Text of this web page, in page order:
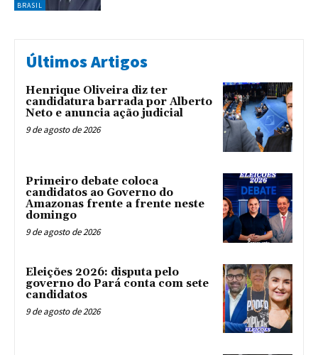
BRASIL
Últimos Artigos
Henrique Oliveira diz ter
candidatura barrada por Alberto
Neto e anuncia ação judicial
9 de agosto de 2026
Primeiro debate coloca
candidatos ao Governo do
Amazonas frente a frente neste
domingo
9 de agosto de 2026
Eleições 2026: disputa pelo
governo do Pará conta com sete
candidatos
9 de agosto de 2026